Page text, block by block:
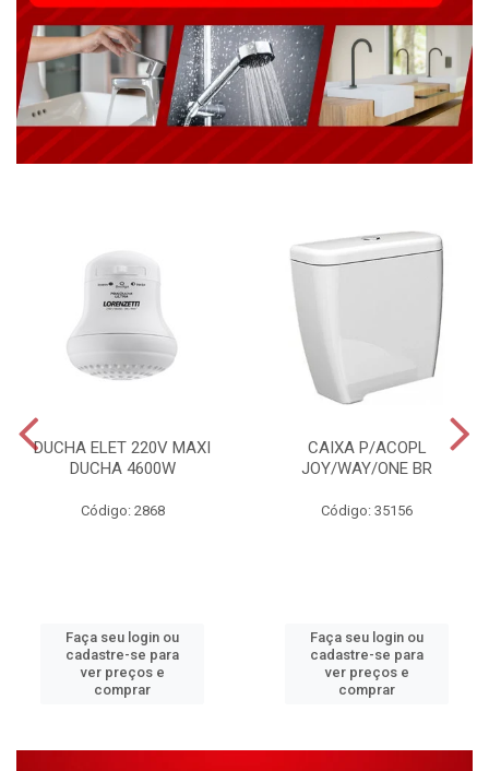
DUCHA ELET 220V MAXI
DUCHA 4600W
Código: 2868
Faça seu login ou
cadastre-se para
ver preços e
comprar
CAIXA P/ACOPL
JOY/WAY/ONE BR
Código: 35156
Faça seu login ou
cadastre-se para
ver preços e
comprar